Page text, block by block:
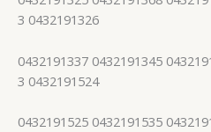
3 0432191326
0432191337 0432191345
3 0432191524
0432191525 0432191535